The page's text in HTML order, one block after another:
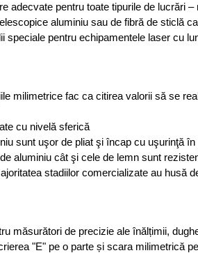
adecvate pentru toate tipurile de lucrări
aluminiu sau de fibră de sticlă
speciale pentru echipamentele laser cu
milimetrice fac ca citirea valorii să se
cu nivelă sferică
sunt uşor de pliat şi încap cu uşurinţă în
aluminiu cât şi cele de lemn sunt
stadiilor comercializate au husă
măsurători de precizie ale înălțimii,
"E" pe o parte și scara milimetrică